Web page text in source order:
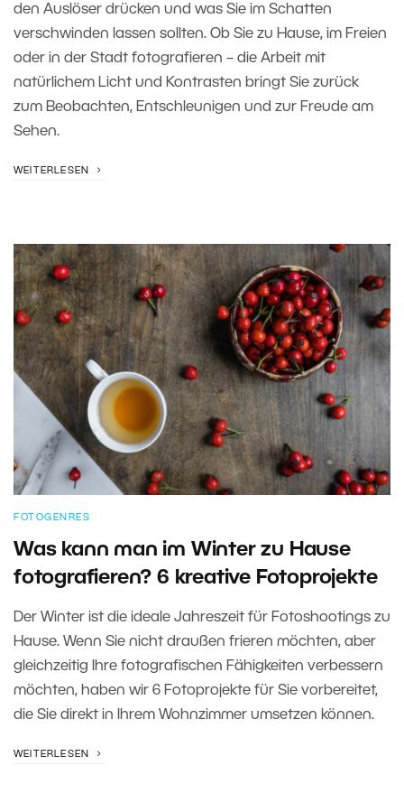
den Auslöser drücken und was Sie im Schatten
verschwinden lassen sollten. Ob Sie zu Hause, im Freien
oder in der Stadt fotografieren – die Arbeit mit
natürlichem Licht und Kontrasten bringt Sie zurück
zum Beobachten, Entschleunigen und zur Freude am
Sehen.
WEITERLESEN
FOTOGENRES
Was kann man im Winter zu Hause
fotografieren? 6 kreative Fotoprojekte
Der Winter ist die ideale Jahreszeit für Fotoshootings zu
Hause. Wenn Sie nicht draußen frieren möchten, aber
gleichzeitig Ihre fotografischen Fähigkeiten verbessern
möchten, haben wir 6 Fotoprojekte für Sie vorbereitet,
die Sie direkt in Ihrem Wohnzimmer umsetzen können.
WEITERLESEN